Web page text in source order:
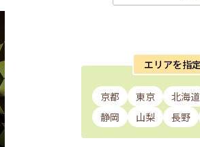
エリアを指
京都 東京 北海道
静岡
山梨 長野